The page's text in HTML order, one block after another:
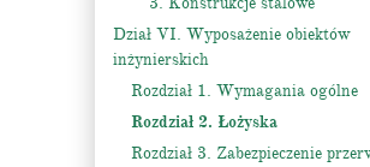
Dział VI. Wyposażenie obiektów
inżynierskich
Rozdział 1. Wymagania ogólne
Rozdział 2. Łożyska
Rozdział 3. Zabezpieczenie